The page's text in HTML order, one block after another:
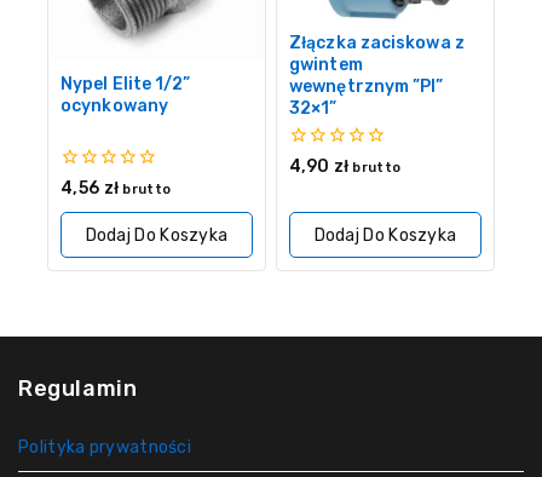
Nypel Elite 1/2”
ocynkowany
0
5
4,56 zł brutto
Dodaj Do Koszyka
Złączka zaciskowa z
gwintem
wewnętrznym ”PI”
32×1”
0
4,90 zł brutto
Dodaj Do Koszyka
Regulamin
Polityka prywatności